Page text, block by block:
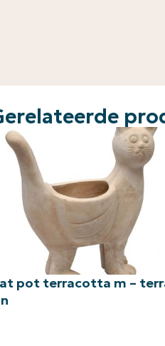
pot terracotta m –